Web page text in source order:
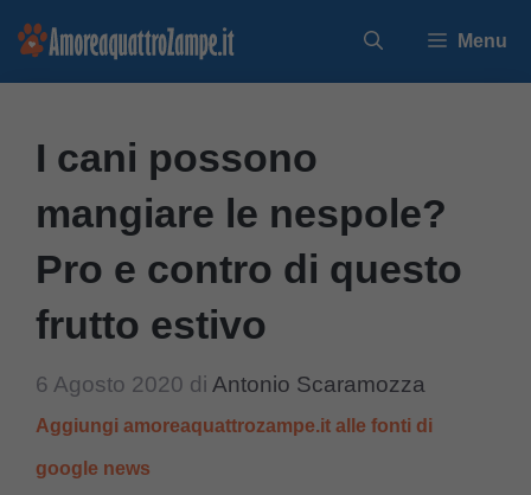
Vai
Menu
I cani possono
mangiare le nespole?
Pro e contro di questo
frutto estivo
6 Agosto 2020 di Antonio Scaramozza
Aggiungi amoreaquattrozampe.it alle fonti di
google news